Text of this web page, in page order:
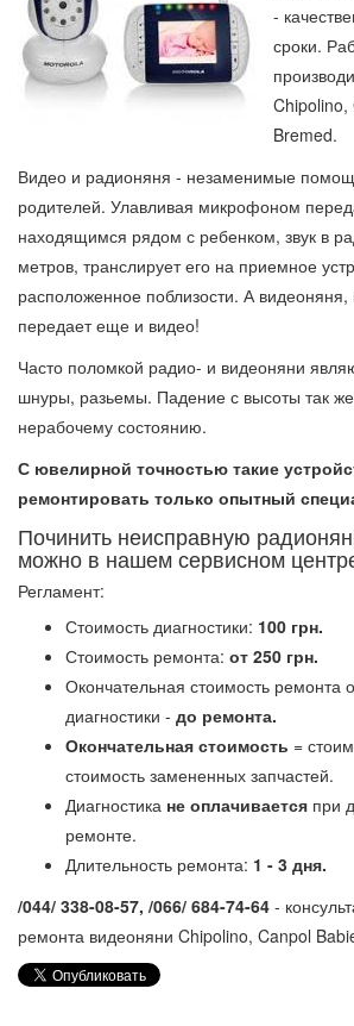
-
сроки.
Chipolino,
Bremed.
Видео и радионяня - незаменимые
родителей. Улавливая микрофоном
находящимся рядом с ребенком, звук в
метров, транслирует его на приемное
расположенное поблизости. А видеоняня,
передает еще и видео!
Часто поломкой радио- и видеоняни
шнуры, разьемы. Падение с высоты так
нерабочему состоянию.
С ювелирной точностью такие
ремонтировать только опытный
Починить неисправную
можно в нашем сервисном
Регламент:
Стоимость диагностики: 100 грн.
Стоимость ремонта: от 250 грн.
Окончательная стоимость ремонта
диагностики - до ремонта.
Окончательная стоимость =
стоимость замененных запчастей.
Диагностика не оплачивается при
ремонте.
Длительность ремонта: 1 - 3 дня.
/044/ 338-08-57, /066/ 684-74-64 -
ремонта видеоняни Chipolino, Canpol